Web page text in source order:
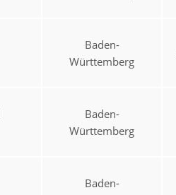
Baden-
Württemberg
Baden-
Württemberg
Baden-